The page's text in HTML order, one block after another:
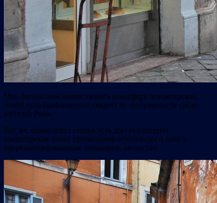
Мне было важно почувствовать атмосферу кондитерской,
чтобы чуть приблизится к секрету ее популярности среди
жителей Рима.
Вот же, прямо через стенку, есть другая кошерная
кондитерская, более причесанная эстетически и даже с
американизированным названием, но пустая!